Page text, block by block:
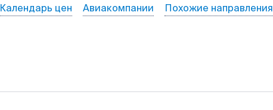
Календарь цен Авиакомпании Похожие направления